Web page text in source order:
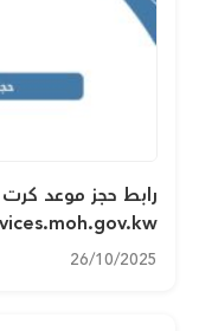
رابط حجز موعد
26/10/2025